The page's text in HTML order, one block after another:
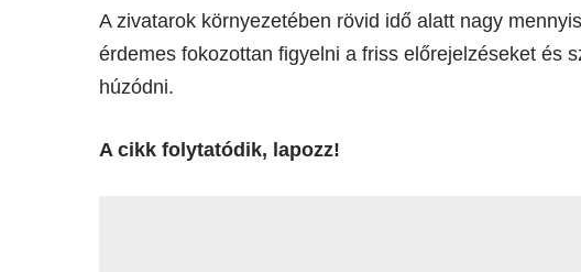
A zivatarok környezetében rövid idő alatt nagy
érdemes fokozottan figyelni a friss előrejelzéseket és
húzódni.
A cikk folytatódik, lapozz!